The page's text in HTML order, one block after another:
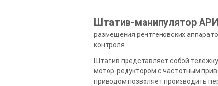
Штатив-манипулятор
размещения рентгеновских
контроля.
Штатив представляет собой
мотор-редуктором с частотным
приводом позволяет производить